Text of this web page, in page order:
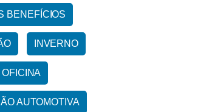
BENEFÍCIOS
INVERNO
OFICINA
AUTOMOTIVA